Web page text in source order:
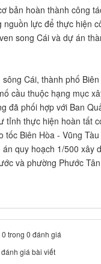
bản hoàn thành công
nguồn lực để thực hiện
song Cái và dự án
Cái, thành phố
cầu thuộc hạng mục
đã phối hợp với Ban
tỉnh thực hiện hoàn tất
tốc Biên Hòa - Vũng
quy hoạch 1/500 xây
và phường Phước
trong 0 đánh giá
giá bài viết